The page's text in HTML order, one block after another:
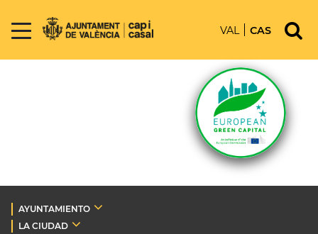
VAL CAS
AYUNTAMIENTO
LA CIUDAD